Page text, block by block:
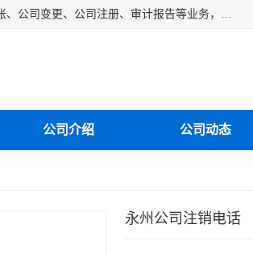
湘潭纳川会计服务有限公司主营从事：湘潭公司账务清理、湘潭公司注销、代理记账、公司变更、公司注册、审计报告等业务，公司设立有专门的代理注册部门，现有工商代办专员，部门经理从事工商代办多年，对各地区公司注册、公司变更、进出口业务等流程以及各行业公司注册、变更所需注意的细节都非常熟悉。
公司介绍 公司动态
永州公司注销电话